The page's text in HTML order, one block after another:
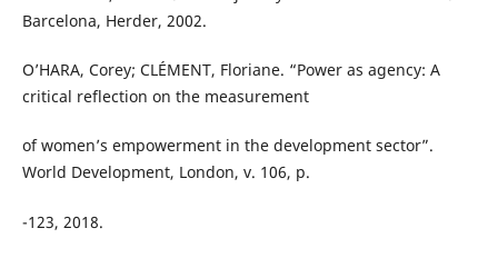
Barcelona, Herder, 2002.
O’HARA, Corey; CLÉMENT, Floriane. “Power as agency: A
critical reflection on the measurement
of women’s empowerment in the development sector”.
World Development, London, v. 106, p.
-123, 2018.